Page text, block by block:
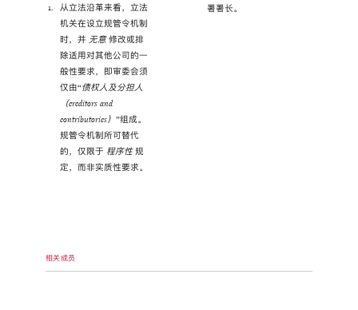
从立法沿革来看，立法
机关在设立规管令机制
时，并 无意修改或排
除适用对其他公司的一
般性要求，即审委会须
仅由“债权人及分担人
（creditors and
contributories）”组成。
规管令机制所可替代
的，仅限于程序性规
定，而非实质性要求。
署署长。
相关成员